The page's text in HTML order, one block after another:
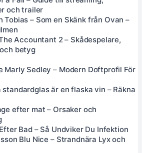
och trailer
Tobias – Som en Skänk från Ovan –
Accountant 2 – Skådespelare,
betyg
Marly Sedley – Modern Doftprofil För
standardglas är en flaska vin – Räkna
efter mat – Orsaker och
Bad – Så Undviker Du Infektion
Blu Nice – Strandnära Lyx och